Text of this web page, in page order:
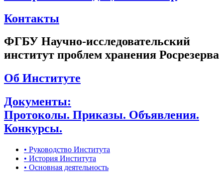
Контакты
ФГБУ Научно-исследовательский
институт проблем хранения Росрезерва
Об Институте
Документы:
Протоколы. Приказы. Объявления.
Конкурсы.
• Руководство Института
• История Института
• Основная деятельность